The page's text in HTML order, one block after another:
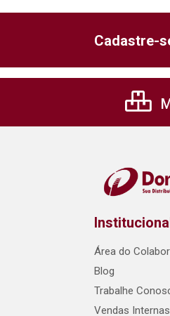
Cadastre-
Área do
Blog
Trabalhe
Vendas Internas